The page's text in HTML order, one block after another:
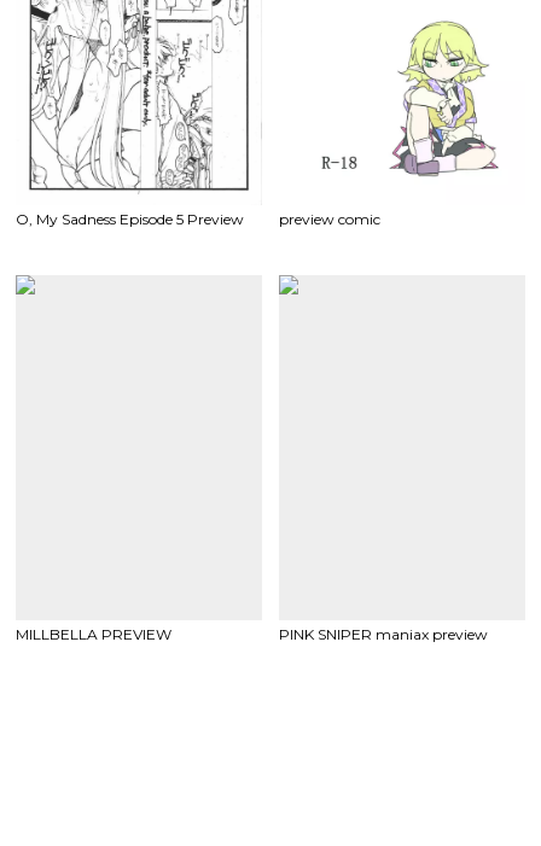
O, My Sadness Episode 5 Preview preview comic
MILLBELLA PREVIEW PINK SNIPER maniax preview